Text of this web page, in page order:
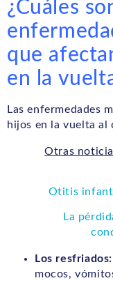
¿Cuáles
que
en la
Las enfermedades
hijos en la vuelta al
Otras
Otitis
La
Los resfriados:
mocos,